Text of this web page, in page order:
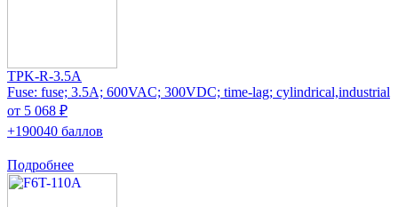
TPK-R-3.5A
Fuse: fuse; 3.5A; 600VAC; 300VDC; time-lag; cylindrical,industrial
от 5 068 ₽
+190040 баллов
Подробнее